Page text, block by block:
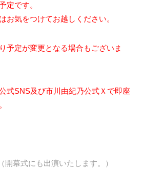
定です。
お気をつけてお越しください。
予定が変更となる場合もございま
式SNS及び市川由紀乃公式Ｘで即座
開幕式にも出演いたします。）